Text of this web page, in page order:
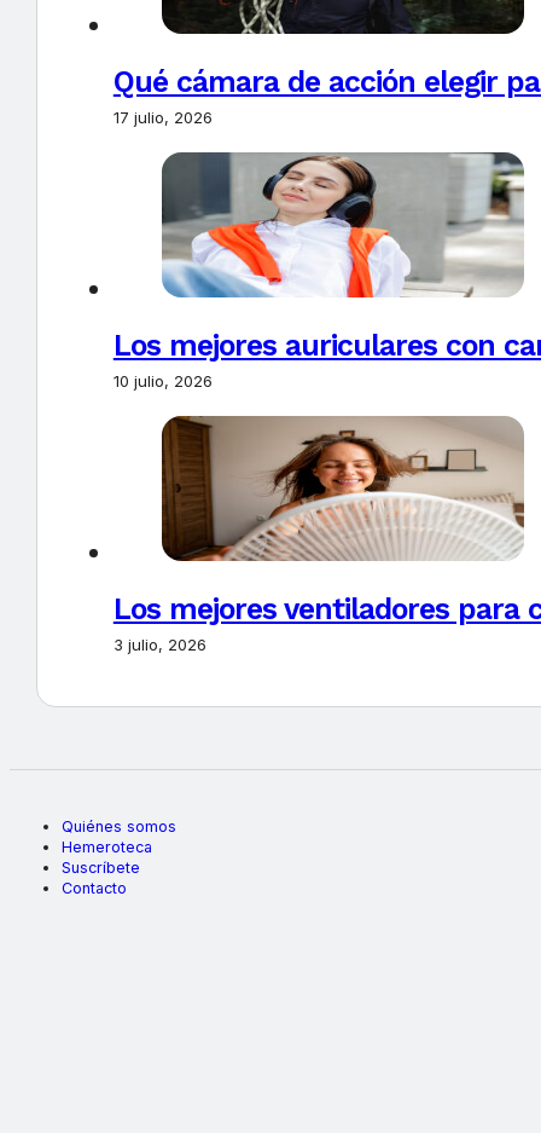
Qué cámara de acción elegir
17 julio, 2026
Los mejores auriculares con
10 julio, 2026
Los mejores ventiladores para
3 julio, 2026
Quiénes somos
Hemeroteca
Suscríbete
Contacto